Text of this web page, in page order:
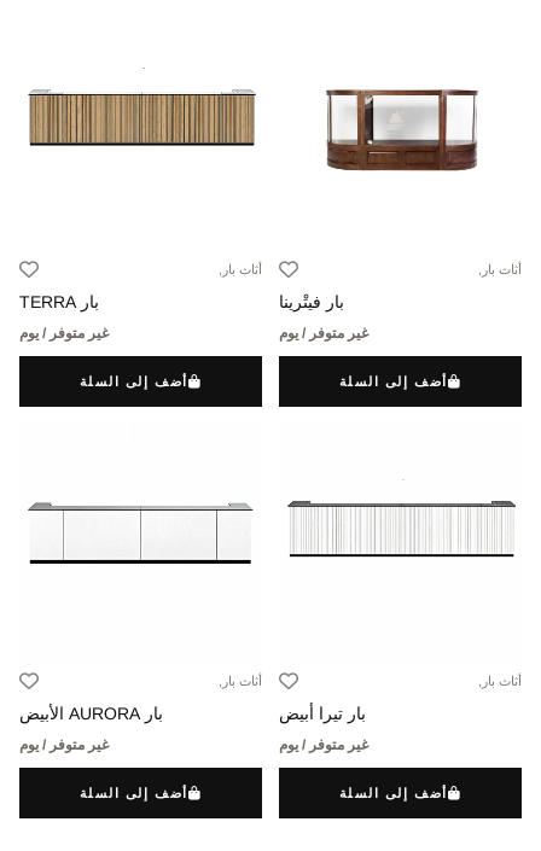
أثاث بار,
بار فيتْرينا
غير متوفر / يوم
أضف إلى السلة
أثاث بار,
بار TERRA
غير متوفر / يوم
أضف إلى السلة
أثاث بار,
بار تيرا أبيض
غير متوفر / يوم
أضف إلى السلة
أثاث بار,
بار AURORA الأبيض
غير متوفر / يوم
أضف إلى السلة